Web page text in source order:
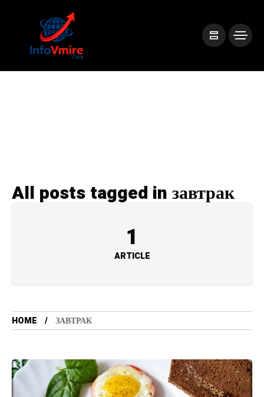
All posts tagged in завтрак
1
ARTICLE
HOME ЗАВТРАК